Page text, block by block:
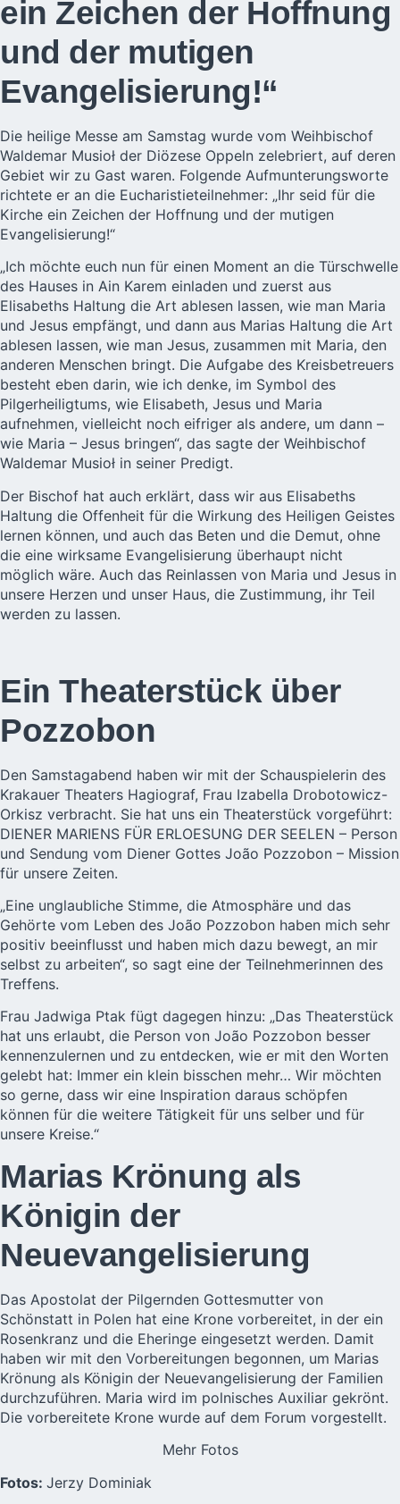
ein Zeichen der Hoffnung
und der mutigen
Evangelisierung!“
Die heilige Messe am Samstag wurde vom Weihbischof
Waldemar Musioł der Diözese Oppeln zelebriert, auf deren
Gebiet wir zu Gast waren. Folgende Aufmunterungsworte
richtete er an die Eucharistieteilnehmer: „Ihr seid für die
Kirche ein Zeichen der Hoffnung und der mutigen
Evangelisierung!“
„Ich möchte euch nun für einen Moment an die Türschwelle
des Hauses in Ain Karem einladen und zuerst aus
Elisabeths Haltung die Art ablesen lassen, wie man Maria
und Jesus empfängt, und dann aus Marias Haltung die Art
ablesen lassen, wie man Jesus, zusammen mit Maria, den
anderen Menschen bringt. Die Aufgabe des Kreisbetreuers
besteht eben darin, wie ich denke, im Symbol des
Pilgerheiligtums, wie Elisabeth, Jesus und Maria
aufnehmen, vielleicht noch eifriger als andere, um dann –
wie Maria – Jesus bringen“, das sagte der Weihbischof
Waldemar Musioł in seiner Predigt.
Der Bischof hat auch erklärt, dass wir aus Elisabeths
Haltung die Offenheit für die Wirkung des Heiligen Geistes
lernen können, und auch das Beten und die Demut, ohne
die eine wirksame Evangelisierung überhaupt nicht
möglich wäre. Auch das Reinlassen von Maria und Jesus in
unsere Herzen und unser Haus, die Zustimmung, ihr Teil
werden zu lassen.
Ein Theaterstück über
Pozzobon
Den Samstagabend haben wir mit der Schauspielerin des
Krakauer Theaters Hagiograf, Frau Izabella Drobotowicz-
Orkisz verbracht. Sie hat uns ein Theaterstück vorgeführt:
DIENER MARIENS FÜR ERLOESUNG DER SEELEN – Person
und Sendung vom Diener Gottes João Pozzobon – Mission
für unsere Zeiten.
„Eine unglaubliche Stimme, die Atmosphäre und das
Gehörte vom Leben des João Pozzobon haben mich sehr
positiv beeinflusst und haben mich dazu bewegt, an mir
selbst zu arbeiten“, so sagt eine der Teilnehmerinnen des
Treffens.
Frau Jadwiga Ptak fügt dagegen hinzu: „Das Theaterstück
hat uns erlaubt, die Person von João Pozzobon besser
kennenzulernen und zu entdecken, wie er mit den Worten
gelebt hat: Immer ein klein bisschen mehr… Wir möchten
so gerne, dass wir eine Inspiration daraus schöpfen
können für die weitere Tätigkeit für uns selber und für
unsere Kreise.“
Marias Krönung als
Königin der
Neuevangelisierung
Das Apostolat der Pilgernden Gottesmutter von
Schönstatt in Polen hat eine Krone vorbereitet, in der ein
Rosenkranz und die Eheringe eingesetzt werden. Damit
haben wir mit den Vorbereitungen begonnen, um Marias
Krönung als Königin der Neuevangelisierung der Familien
durchzuführen. Maria wird im polnisches Auxiliar gekrönt.
Die vorbereitete Krone wurde auf dem Forum vorgestellt.
Mehr Fotos
Fotos: Jerzy Dominiak